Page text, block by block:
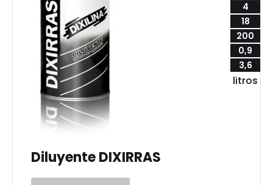
4
18
200
0,9
3,6
litros
Diluyente DIXIRRAS